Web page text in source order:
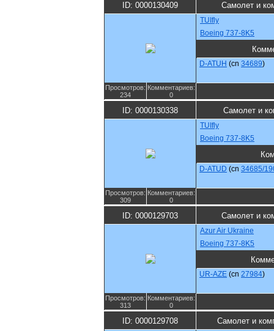
ID: 0000130409 Самолет и
TUIfly
Boeing 737-8K5
D-ATUH (cn 34689)
Просмотров:
234
Комментариев:
0
ID: 0000130338 Самолет и
TUIfly
Boeing 737-8K5
D-ATUD (cn 34685/
Просмотров:
309
Комментариев:
0
ID: 0000129703 Самолет и
Azur Air Ukraine
Boeing 737-8K5
UR-AZE (cn 27984)
Просмотров:
313
Комментариев:
0
ID: 0000129708 Самолет и